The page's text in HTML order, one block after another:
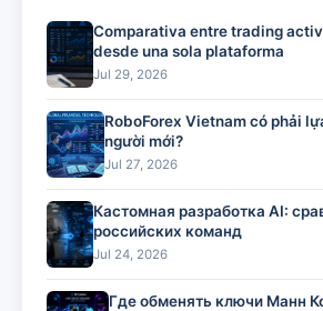
Comparativa entre trading
desde una sola plataforma
Jul 29, 2026
RoboForex Vietnam có phải
người mới?
Jul 27, 2026
Кастомная разработка AI:
российских команд
Jul 24, 2026
Где обменять ключи Манн